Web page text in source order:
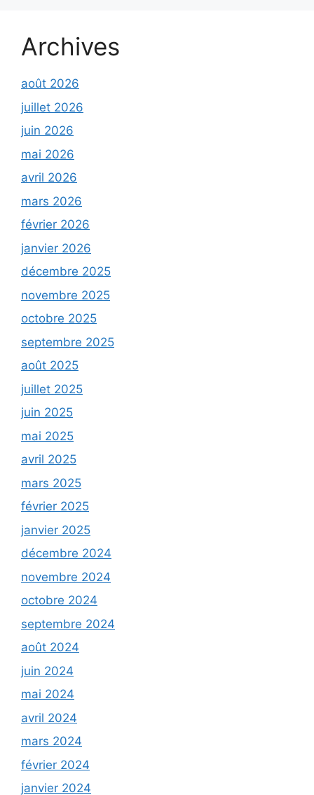
Archives
août 2026
juillet 2026
juin 2026
mai 2026
avril 2026
mars 2026
février 2026
janvier 2026
décembre 2025
novembre 2025
octobre 2025
septembre 2025
août 2025
juillet 2025
juin 2025
mai 2025
avril 2025
mars 2025
février 2025
janvier 2025
décembre 2024
novembre 2024
octobre 2024
septembre 2024
août 2024
juin 2024
mai 2024
avril 2024
mars 2024
février 2024
janvier 2024